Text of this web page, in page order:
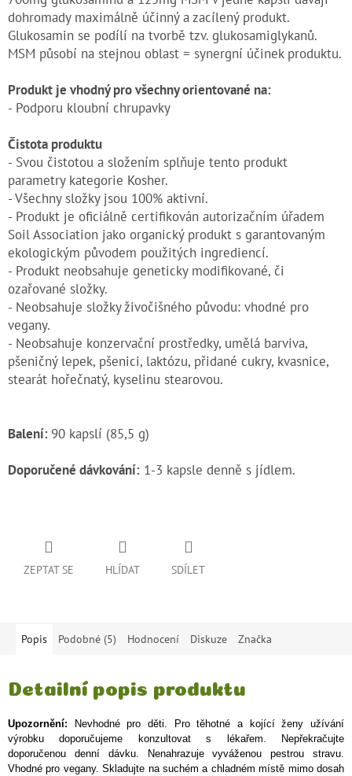
dohromady maximálně účinný a zacílený produkt.
Glukosamin se podílí na tvorbě tzv. glukosamiglykanů.
MSM působí na stejnou oblast = synergní účinek produktu.
Produkt je vhodný pro všechny orientované na:
- Podporu kloubní chrupavky
Čistota produktu
- Svou čistotou a složením splňuje tento produkt
parametry kategorie Kosher.
- Všechny složky jsou 100% aktivní.
- Produkt je oficiálně certifikován autorizačním úřadem
Soil Association jako organický produkt s garantovaným
ekologickým původem použitých ingrediencí.
- Produkt neobsahuje geneticky modifikované, či
ozařované složky.
- Neobsahuje složky živočišného původu: vhodné pro
vegany.
- Neobsahuje konzervační prostředky, umělá barviva,
pšeničný lepek, pšenici, laktózu, přidané cukry, kvasnice,
stearát hořečnatý, kyselinu stearovou.
Balení: 90 kapslí (85,5 g)
Doporučené dávkování: 1-3 kapsle denně s jídlem.
ZEPTAT SE HLÍDAT SDÍLET
Popis Podobné (5) Hodnocení Diskuze Značka
Detailní popis produktu
Upozornění: Nevhodné pro děti. Pro těhotné a kojící ženy užívání
výrobku doporučujeme konzultovat s lékařem. Nepřekračujte
doporučenou denní dávku. Nenahrazuje vyváženou pestrou stravu.
Vhodné pro vegany. Skladujte na suchém a chladném místě mimo dosah